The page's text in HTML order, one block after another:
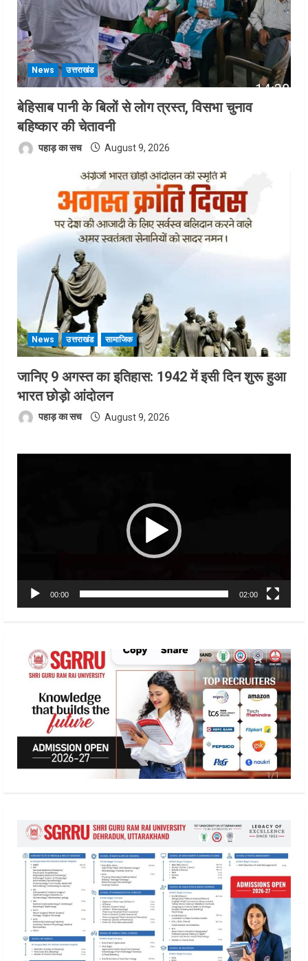
News उत्तराखंड
बेहिसाब पानी के बिलों से लोग त्रस्त, विसभा चुनाव
बहिष्कार की चेतावनी
पहाड़ का सच August 9, 2026
News उत्तराखंड सामाजिक
जानिए 9 अगस्त का इतिहास: 1942 में इसी दिन शुरू हुआ
भारत छोड़ो आंदोलन
पहाड़ का सच August 9, 2026
00:00 02:00